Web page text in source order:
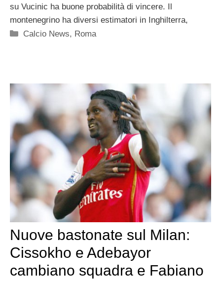
su Vucinic ha buone probabilità di vincere. Il
montenegrino ha diversi estimatori in Inghilterra,
Categorie
Calcio News, Roma
Nuove bastonate sul Milan:
Cissokho e Adebayor
cambiano squadra e Fabiano